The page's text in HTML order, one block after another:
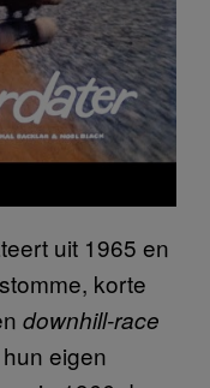
uit 1965 en
korte
downhill-race
eigen